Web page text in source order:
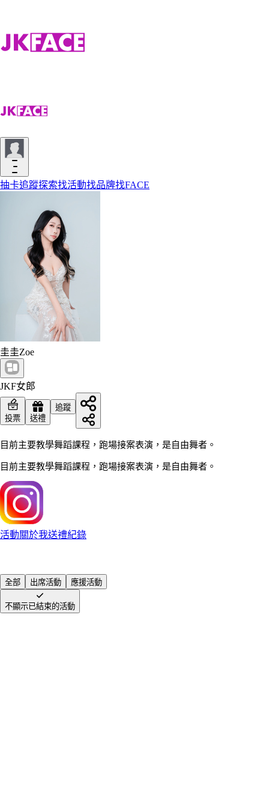
抽卡追蹤探索找活動找品牌找FACE
圭圭Zoe
JKF女郎
投票 送禮
追蹤
目前主要教學舞蹈課程，跑場接案表演，是自由舞者。
目前主要教學舞蹈課程，跑場接案表演，是自由舞者。
活動關於我送禮紀錄
全部 出席活動 應援活動
不顯示已結束的活動